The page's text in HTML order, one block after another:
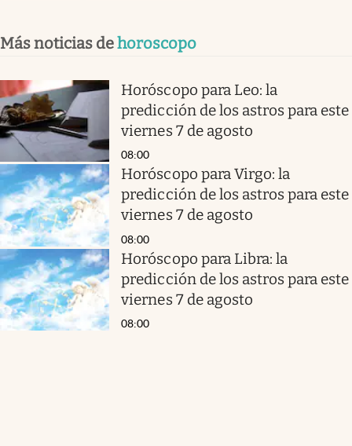
Más noticias dehoroscopo
Horóscopo para Leo: la
predicción de los astros para este
viernes 7 de agosto
08:00
Horóscopo para Virgo: la
predicción de los astros para este
viernes 7 de agosto
08:00
Horóscopo para Libra: la
predicción de los astros para este
viernes 7 de agosto
08:00